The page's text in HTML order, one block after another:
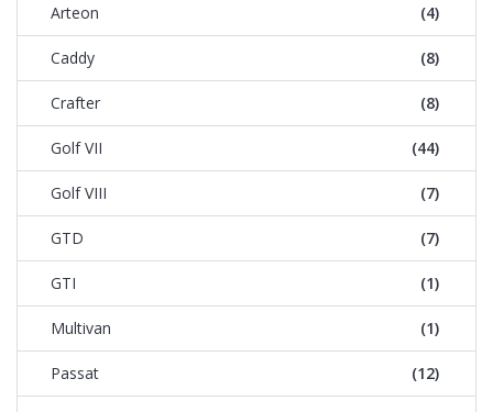
Arteon (4)
Caddy (8)
Crafter (8)
Golf VII (44)
Golf VIII (7)
GTD (7)
GTI (1)
Multivan (1)
Passat (12)